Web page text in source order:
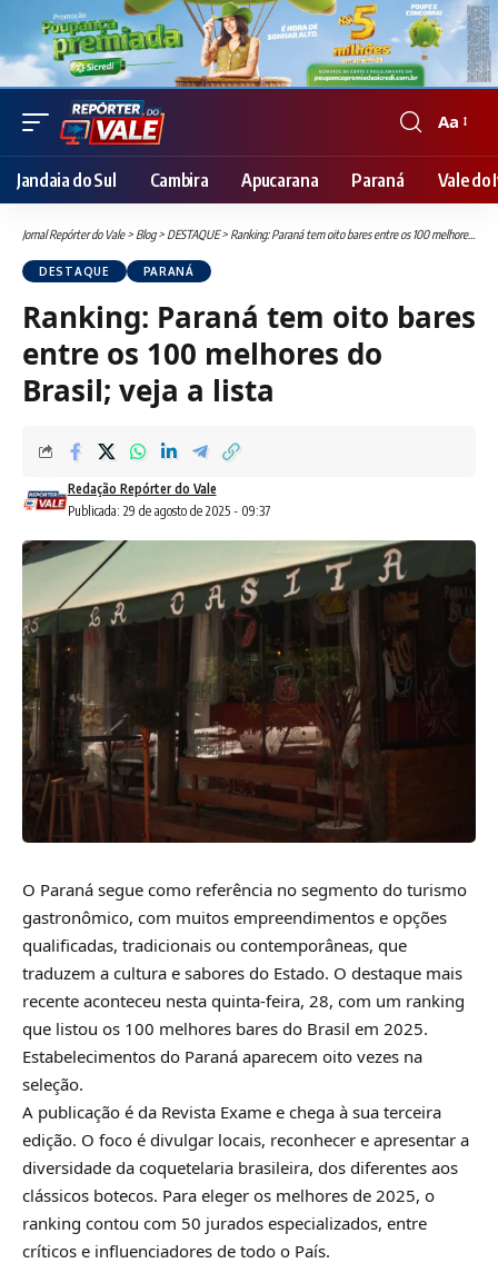
Font
Resizer
Aa
Jandaia do Sul Cambira Apucarana Paraná Vale do
Jornal Repórter do Vale> Blog> DESTAQUE> Ranking: Paraná tem oito bares entre os 100 melhores do Brasil; veja a lista
DESTAQUE PARANÁ
Ranking: Paraná tem oito bares
entre os 100 melhores do
Brasil; veja a lista
Publicada: 29 de agosto de 2025 - 09:37
Redação Repórter do Vale
O Paraná segue como referência no segmento do turismo
gastronômico, com muitos empreendimentos e opções
qualificadas, tradicionais ou contemporâneas, que
traduzem a cultura e sabores do Estado. O destaque mais
recente aconteceu nesta quinta-feira, 28, com um ranking
que listou os 100 melhores bares do Brasil em 2025.
Estabelecimentos do Paraná aparecem oito vezes na
seleção.
A publicação é da Revista Exame e chega à sua terceira
edição. O foco é divulgar locais, reconhecer e apresentar a
diversidade da coquetelaria brasileira, dos diferentes aos
clássicos botecos. Para eleger os melhores de 2025, o
ranking contou com 50 jurados especializados, entre
críticos e influenciadores de todo o País.